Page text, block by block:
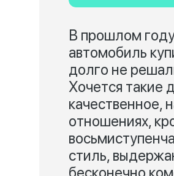
В прошлом
автомобиль
долго не
Хочется такие
качественное,
отношениях,
стиль,